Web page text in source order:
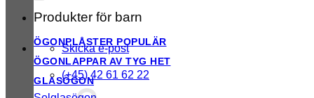
Skicka e-post
(+45) 42 61 62 22
Produkter för barn
ÖGONPLÅSTER
ÖGONLAPPAR AV TYG
GLASÖGON